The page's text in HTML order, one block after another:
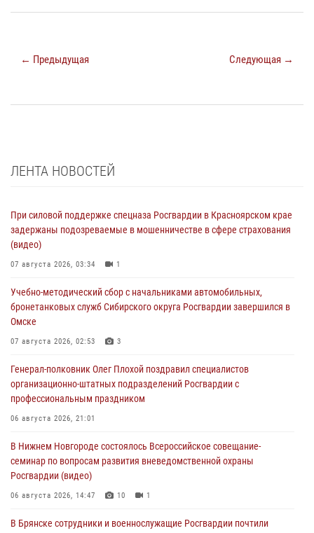
← Предыдущая Следующая →
ЛЕНТА НОВОСТЕЙ
При силовой поддержке спецназа Росгвардии в Красноярском крае
задержаны подозреваемые в мошенничестве в сфере страхования
(видео)
07 августа 2026, 03:34 1
Учебно-методический сбор с начальниками автомобильных,
бронетанковых служб Сибирского округа Росгвардии завершился в
Омске
07 августа 2026, 02:53 3
Генерал-полковник Олег Плохой поздравил специалистов
организационно-штатных подразделений Росгвардии с
профессиональным праздником
06 августа 2026, 21:01
В Нижнем Новгороде состоялось Всероссийское совещание-
семинар по вопросам развития вневедомственной охраны
Росгвардии (видео)
06 августа 2026, 14:47 10 1
В Брянске сотрудники и военнослужащие Росгвардии почтили